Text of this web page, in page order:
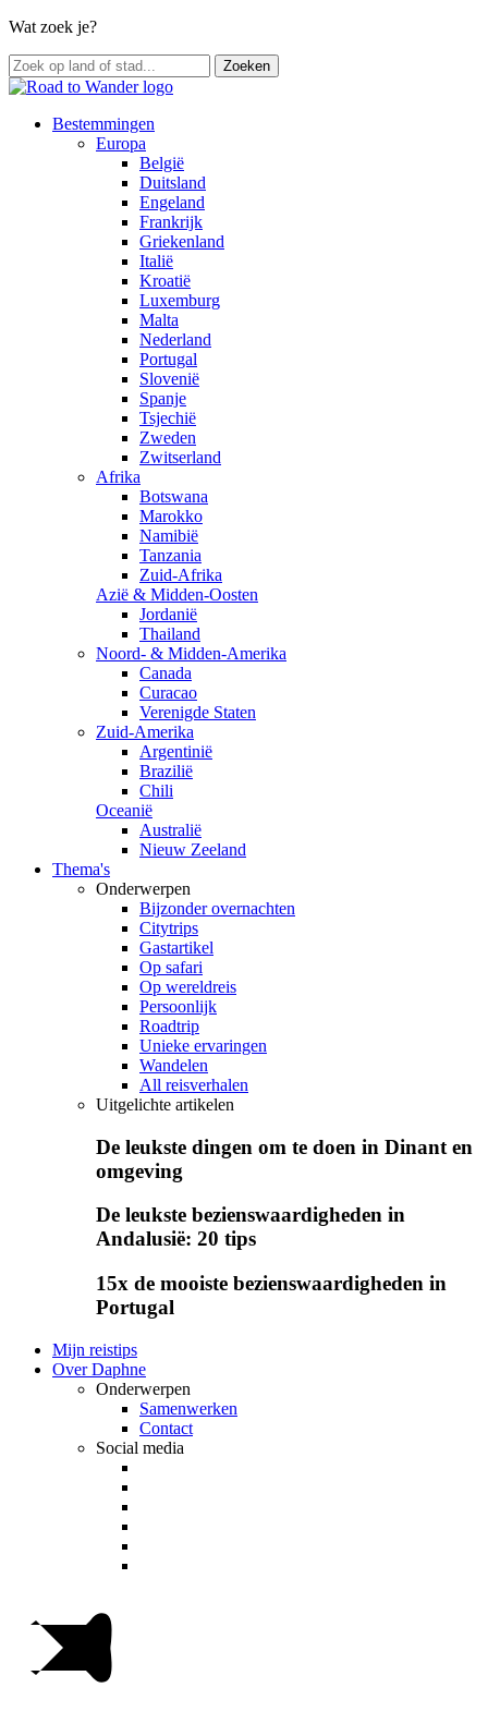
Wat zoek je?
Bestemmingen
Europa
België
Duitsland
Engeland
Frankrijk
Griekenland
Italië
Kroatië
Luxemburg
Malta
Nederland
Portugal
Slovenië
Spanje
Tsjechië
Zweden
Zwitserland
Afrika
Botswana
Marokko
Namibië
Tanzania
Zuid-Afrika
Azië & Midden-Oosten
Jordanië
Thailand
Noord- & Midden-Amerika
Canada
Curacao
Verenigde Staten
Zuid-Amerika
Argentinië
Brazilië
Chili
Oceanië
Australië
Nieuw Zeeland
Thema's
Onderwerpen
Bijzonder overnachten
Citytrips
Gastartikel
Op safari
Op wereldreis
Persoonlijk
Roadtrip
Unieke ervaringen
Wandelen
All reisverhalen
Uitgelichte artikelen
De leukste dingen om te doen in Dinant en
omgeving
De leukste bezienswaardigheden in
Andalusië: 20 tips
15x de mooiste bezienswaardigheden in
Portugal
Mijn reistips
Over Daphne
Onderwerpen
Samenwerken
Contact
Social media